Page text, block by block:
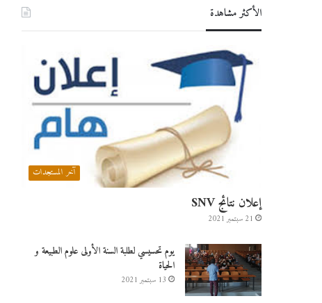
الأكثر مشاهدة
آخر المستجدات
إعلان نتائج SNV
21 سبتمبر 2021
يوم تحسيسي لطلبة السنة الأولى علوم الطبيعة و
الحياة
13 سبتمبر 2021